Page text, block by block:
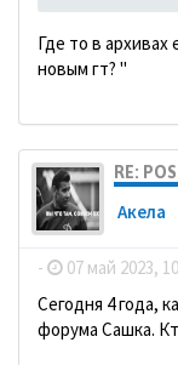
Где то в архивах
новым гт? "
RE:
Акела
- 07 май 2023,
Сегодня 4 года,
форума Сашка.